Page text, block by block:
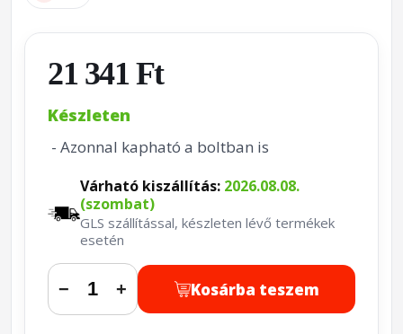
21 341 Ft
Készleten
- Azonnal kapható a boltban is
Várható kiszállítás: 2026.08.08.
(szombat)
GLS szállítással, készleten lévő termékek
esetén
− + Kosárba teszem